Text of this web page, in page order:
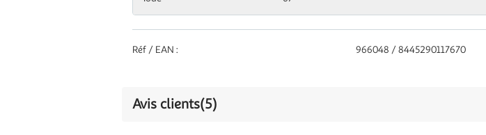
Réf / EAN : 966048 / 8445290117670
Avis clients(5)